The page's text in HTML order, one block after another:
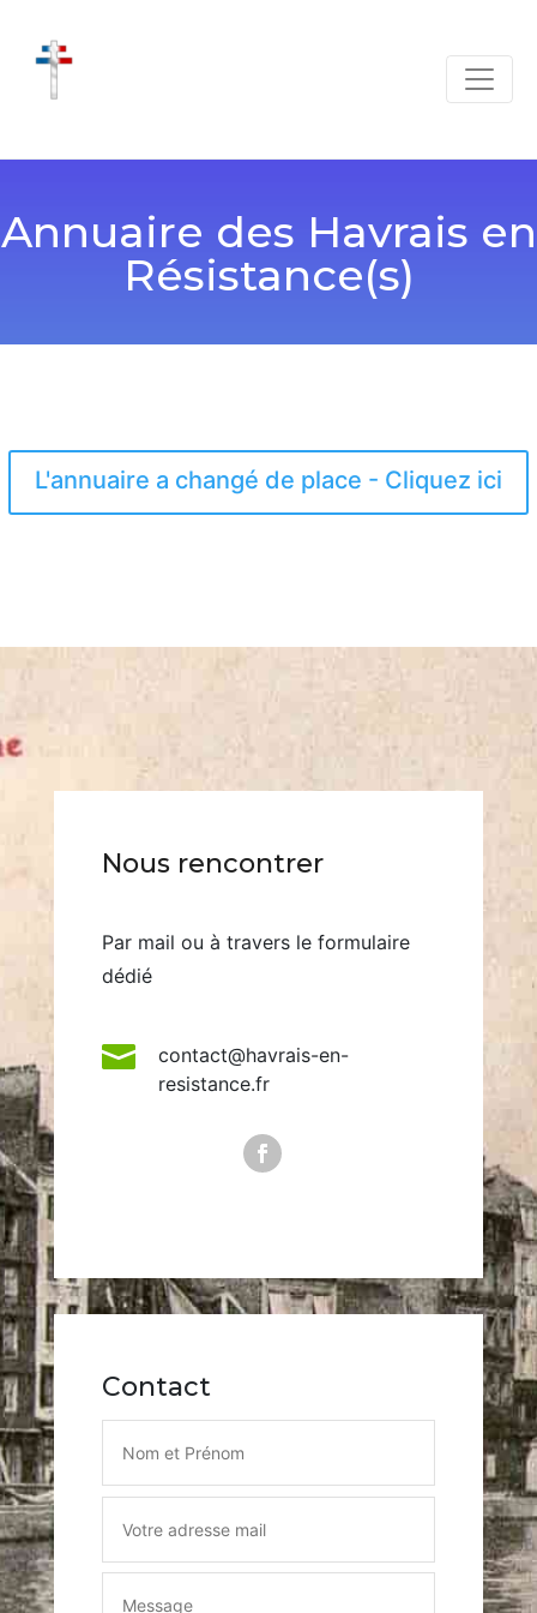
Annuaire des Havrais en
Résistance(s)
L'annuaire a changé de place - Cliquez ici
Nous rencontrer
Par mail ou à travers le formulaire
dédié

contact@havrais-en-
resistance.fr
Contact